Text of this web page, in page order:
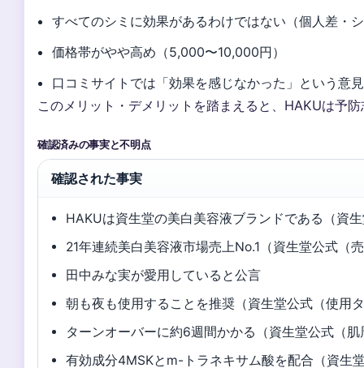
すべてのシミに効果があるわけではない（個人差・
価格帯がやや高め（5,000〜10,000円）
口コミサイトでは「効果を感じなかった」という意
このメリット・デメリットを踏まえると、HAKUは予
確認済みの事実と不明点
確認された事実
HAKUは資生堂の美白美容液ブランドである（資
21年連続美白美容液市場売上No.1（資生堂公式（
田中みな実が愛用していると公言
朝も夜も使用することを推奨（資生堂公式（使用
ターンオーバーに約6週間かかる（資生堂公式（
有効成分4MSKとm-トラネキサム酸を配合（資生